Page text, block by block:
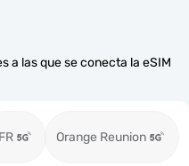
a las que se conecta la eSIM
Orange Reunion